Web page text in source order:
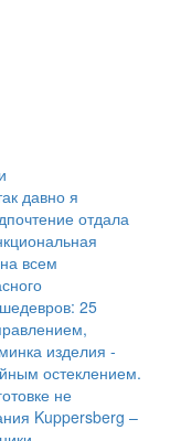
давно я
отдала
всем
25
изделия -
остеклением.
не
Kuppersberg –